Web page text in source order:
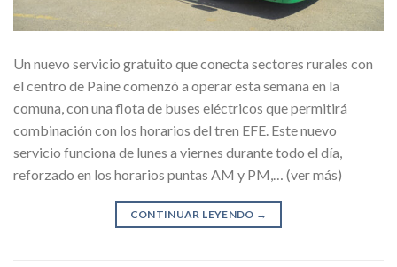
Un nuevo servicio gratuito que conecta sectores rurales con
el centro de Paine comenzó a operar esta semana en la
comuna, con una flota de buses eléctricos que permitirá
combinación con los horarios del tren EFE. Este nuevo
servicio funciona de lunes a viernes durante todo el día,
reforzado en los horarios puntas AM y PM,… (ver más)
CONTINUAR LEYENDO →